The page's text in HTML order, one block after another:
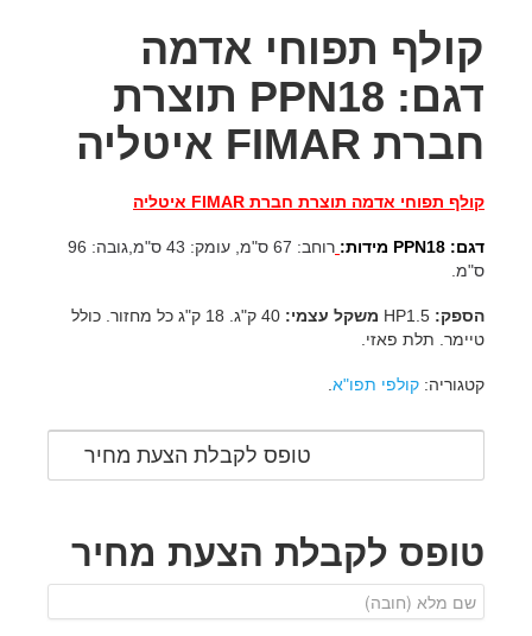
קולף תפוחי אדמה
דגם: PPN18 תוצרת
חברת FIMAR איטליה
קולף תפוחי אדמה תוצרת חברת FIMAR איטליה
דגם: PPN18 מידות:
רוחב: 67 ס"מ, עומק: 43 ס"מ,גובה: 96
ס"מ.
הספק: משקל עצמי:
40 ק"ג. 18 ק"ג כל מחזור. כולל
טיימר. תלת פאזי.
קטגוריה: קולפי תפו"א
טופס לקבלת הצעת מחיר
טופס לקבלת הצעת מחיר